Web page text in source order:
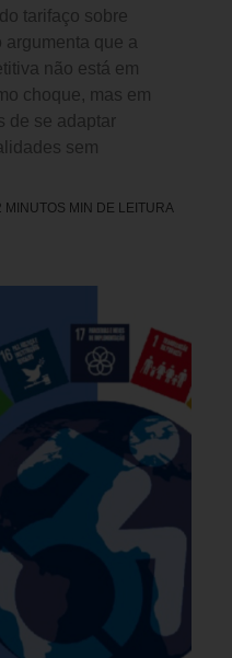
tarifaço sobre
que a
não está em
choque, mas em
de se adaptar
sem
MINUTOS MIN DE LEITURA